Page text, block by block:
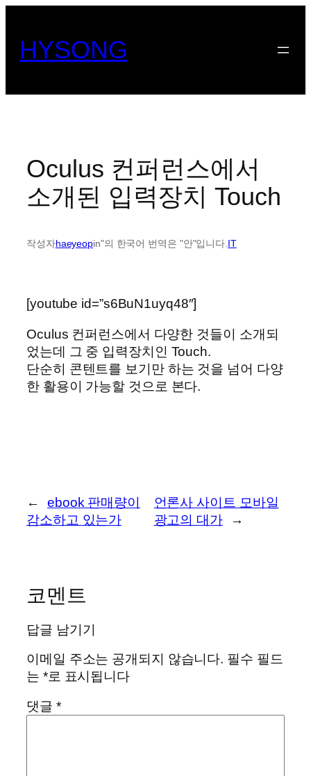
HYSONG
Oculus 컨퍼런스에서
소개된 입력장치 Touch
작성자haeyeopin"의 한국어 번역은 "안"입니다.IT
[youtube id=”s6BuN1uyq48″]
Oculus 컨퍼런스에서 다양한 것들이 소개되
었는데 그 중 입력장치인 Touch.
단순히 콘텐트를 보기만 하는 것을 넘어 다양
한 활용이 가능할 것으로 본다.
←
ebook 판매량이
감소하고 있는가
언론사 사이트 모바일
광고의 대가
→
코멘트
답글 남기기
이메일 주소는 공개되지 않습니다. 필수 필드
는 *로 표시됩니다
댓글 *